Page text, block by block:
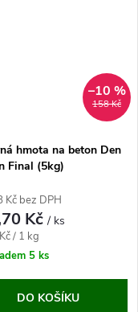
158 Kč
–10 %
hmota na beton Den
Final (5kg)
Kč bez DPH
Kč/ ks
/ 1 kg
5 ks
DO KOŠÍKU